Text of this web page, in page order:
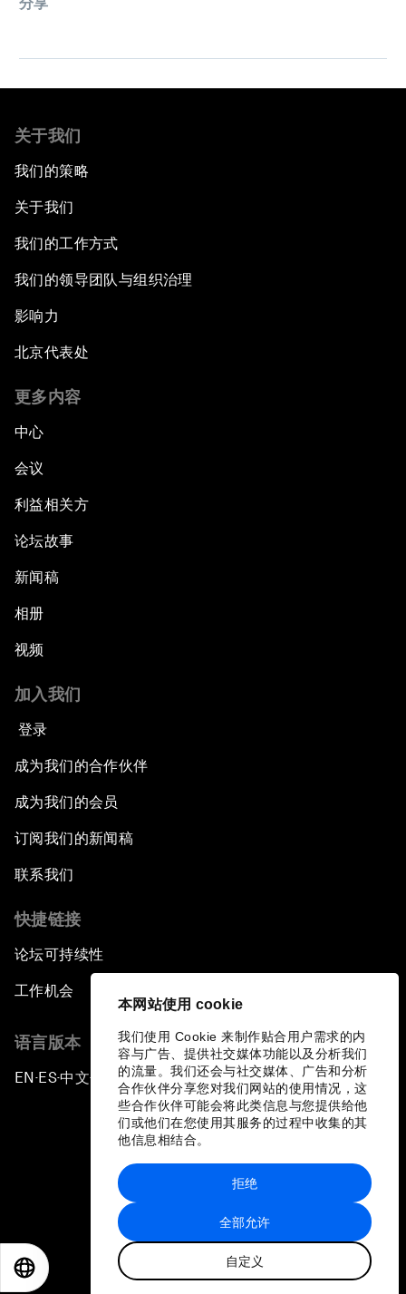
本网站使用 cookie
我们使用 Cookie 来制作贴合用户需求的内
容与广告、提供社交媒体功能以及分析我们
的流量。我们还会与社交媒体、广告和分析
合作伙伴分享您对我们网站的使用情况，这
些合作伙伴可能会将此类信息与您提供给他
们或他们在您使用其服务的过程中收集的其
他信息相结合。
全部允许
自定义
拒绝
关于我们
我们的策略
关于我们
我们的工作方式
我们的领导团队与组织治理
影响力
北京代表处
更多内容
中心
会议
利益相关方
论坛故事
新闻稿
相册
视频
加入我们
登录
成为我们的合作伙伴
成为我们的会员
订阅我们的新闻稿
联系我们
快捷链接
论坛可持续性
工作机会
语言版本
EN ▪ES▪中文▪ 日本語
站点地图
世界经济论坛